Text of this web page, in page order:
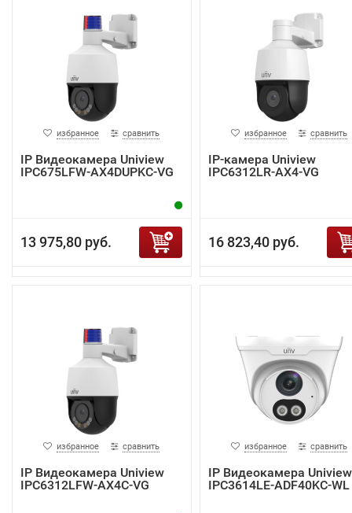
избранное сравнить
IP Видеокамера Uniview
IPC675LFW-AX4DUPKC-VG
13 975,80 руб.
избранное сравнить
IP-камера Uniview
IPC6312LR-AX4-VG
16 823,40 руб.
избранное сравнить
IP Видеокамера Uniview
IPC6312LFW-AX4C-VG
избранное сравнить
IP Видеокамера Uniview
IPC3614LE-ADF40KC-WL